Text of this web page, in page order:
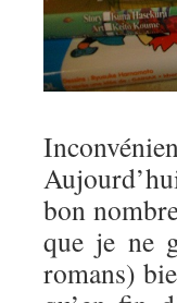
bon
que je ne
romans)